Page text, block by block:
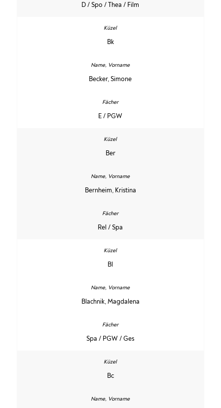
D / Spo / Thea / Film
Bk
Becker, Simone
E / PGW
Ber
Bernheim, Kristina
Rel / Spa
Bl
Blachnik, Magdalena
Spa / PGW / Ges
Bc